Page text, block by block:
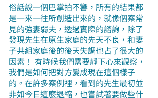
俗話說一個巴掌拍不響，所有的結果都
是一來一往所創造出來的，就像個案常
見的強妻弱夫，透過實際的諮詢，除了
發現先生在原生家庭的先天不良，和妻
子共組家庭後的後天失調也占了很大的
因素！ 有時候我們需要靜下心來觀察，
我們是如何把對方變成現在這個樣子
的。在許多案例裡，看到的先生最初並
非如今日這麼退縮，也嘗試著要做些什